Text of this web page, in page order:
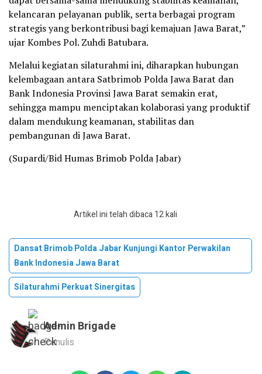
kelancaran pelayanan publik, serta berbagai program
strategis yang berkontribusi bagi kemajuan Jawa Barat,”
ujar Kombes Pol. Zuhdi Batubara.
Melalui kegiatan silaturahmi ini, diharapkan hubungan
kelembagaan antara Satbrimob Polda Jawa Barat dan
Bank Indonesia Provinsi Jawa Barat semakin erat,
sehingga mampu menciptakan kolaborasi yang produktif
dalam mendukung keamanan, stabilitas dan
pembangunan di Jawa Barat.
(Supardi/Bid Humas Brimob Polda Jabar)
Artikel ini telah dibaca 12 kali
Dansat Brimob Polda Jabar Kunjungi Kantor Perwakilan
Bank Indonesia Jawa Barat
Silaturahmi Perkuat Sinergitas
Admin Brigade
Penulis